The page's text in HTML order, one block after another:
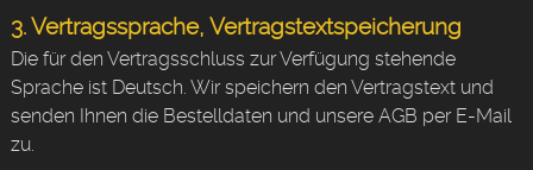
3. Vertragssprache, Vertragstextspeicherung
Die für den Vertragsschluss zur Verfügung stehende
Sprache ist Deutsch. Wir speichern den Vertragstext und
senden Ihnen die Bestelldaten und unsere AGB per E-Mail
zu.